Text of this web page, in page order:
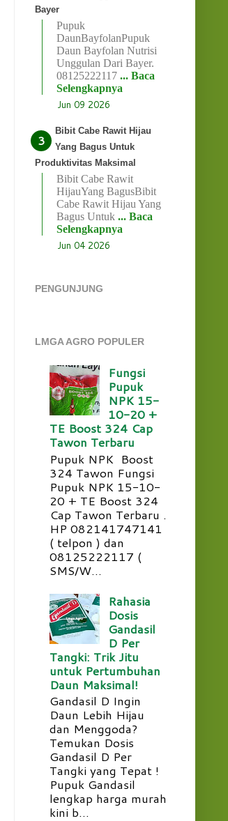
Bayer
Pupuk
DaunBayfolanPupuk
Daun Bayfolan Nutrisi
Unggulan Dari Bayer.
08125222117 ... Baca
Selengkapnya
Jun 09 2026
Bibit Cabe Rawit Hijau
Yang Bagus Untuk
Produktivitas Maksimal
Bibit Cabe Rawit
HijauYang BagusBibit
Cabe Rawit Hijau Yang
Bagus Untuk ... Baca
Selengkapnya
Jun 04 2026
PENGUNJUNG
LMGA AGRO POPULER
Fungsi
Pupuk
NPK 15-
10-20 +
TE Boost 324 Cap
Tawon Terbaru
Pupuk NPK Boost
324 Tawon Fungsi
Pupuk NPK 15-10-
20 + TE Boost 324
Cap Tawon Terbaru .
HP 082141747141
( telpon ) dan
08125222117 (
SMS/W...
Rahasia
Dosis
Gandasil
D Per
Tangki: Trik Jitu
untuk Pertumbuhan
Daun Maksimal!
Gandasil D Ingin
Daun Lebih Hijau
dan Menggoda?
Temukan Dosis
Gandasil D Per
Tangki yang Tepat !
Pupuk Gandasil
lengkap harga murah
kini b...